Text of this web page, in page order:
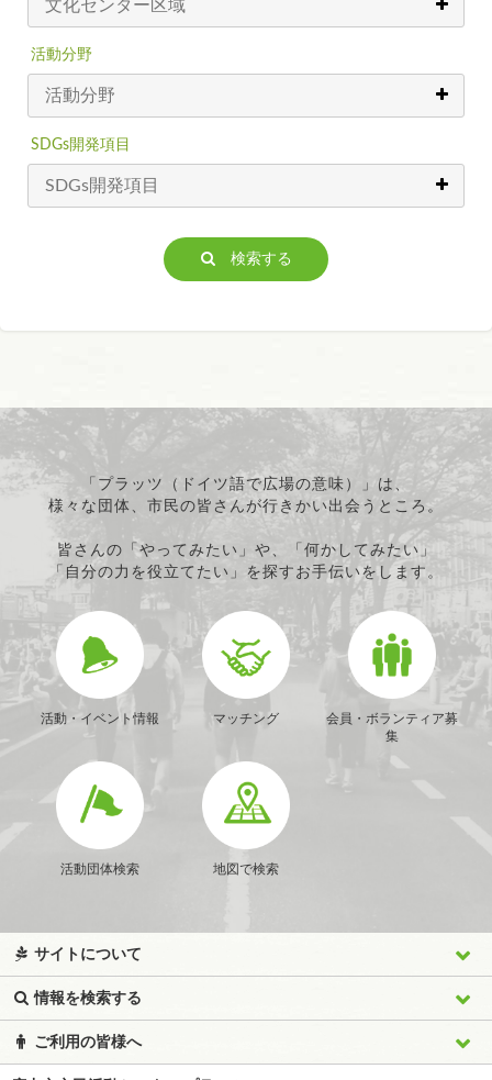
活動分野
SDGs開発項目
検索する
「プラッツ（ドイツ語で広場の意味）」は、
様々な団体、市民の皆さんが行きかい出会うところ。
皆さんの「やってみたい」や、「何かしてみたい」
「自分の力を役立てたい」を探すお手伝いをします。
活動・イベント情報 マッチング
会員・ボランティア募
集
活動団体検索 地図で検索
サイトについて
情報を検索する
ご利用の皆様へ